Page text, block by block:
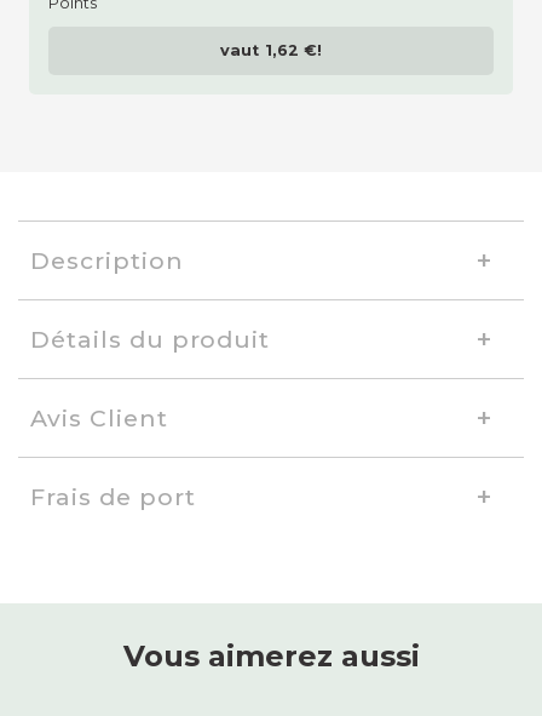
vaut 1,62 €!
Description
Détails du produit
Avis Client
Frais de port
Vous aimerez aussi